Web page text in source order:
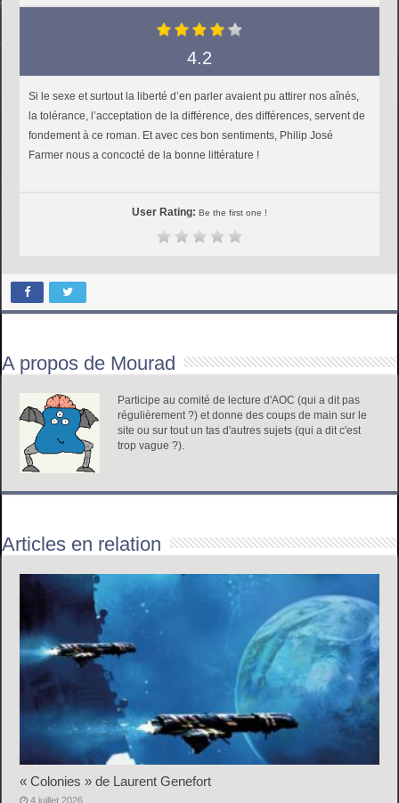
4.2
Si le sexe et surtout la liberté d’en parler avaient pu attirer nos aînés,
la tolérance, l’acceptation de la différence, des différences, servent de
fondement à ce roman. Et avec ces bon sentiments, Philip José
Farmer nous a concocté de la bonne littérature !
User Rating: Be the first one !
A propos de Mourad
Participe au comité de lecture d'AOC (qui a dit pas
régulièrement ?) et donne des coups de main sur le
site ou sur tout un tas d'autres sujets (qui a dit c'est
trop vague ?).
Articles en relation
« Colonies » de Laurent Genefort
4 juillet 2026